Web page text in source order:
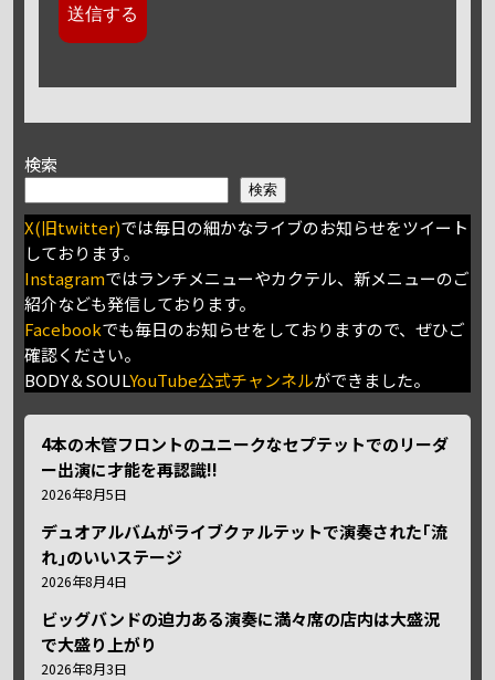
検索
検索
X(旧twitter)では毎日の細かなライブのお知らせをツイート
しております。
Instagramではランチメニューやカクテル、新メニューのご
紹介なども発信しております。
Facebookでも毎日のお知らせをしておりますので、ぜひご
確認ください。
BODY＆SOULYouTube公式チャンネルができました。
4本の木管フロントのユニークなセプテットでのリーダ
ー出演に才能を再認識!!
2026年8月5日
デュオアルバムがライブクァルテットで演奏された｢流
れ｣のいいステージ
2026年8月4日
ビッグバンドの迫力ある演奏に満々席の店内は大盛況
で大盛り上がり
2026年8月3日